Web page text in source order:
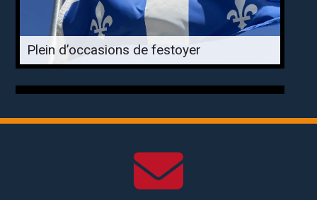
Plein d’occasions de festoyer